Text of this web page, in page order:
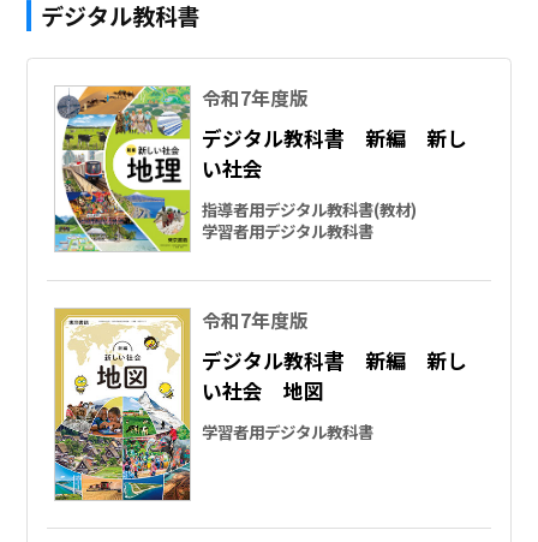
デジタル教科書
令和7年度版
デジタル教科書 新編 新し
い社会
指導者用デジタル教科書(教材)
学習者用デジタル教科書
令和7年度版
デジタル教科書 新編 新し
い社会 地図
学習者用デジタル教科書